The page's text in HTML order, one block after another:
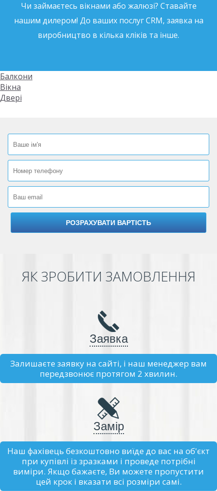
Чи займаєтесь вікнами або жалюзі? Ставайте
нашим дилером! До ваших послуг CRM, заявка на
виробництво в кілька кліків та інше.
Балкони
Вікна
Двері
ЯК ЗРОБИТИ ЗАМОВЛЕННЯ
Заявка
Залишаєте заявку на сайті, і наш менеджер вам
передзвонює протягом 2 хвилин.
Замір
Наш фахівець безкоштовно виїде до вас на об'єкт
при купівлі із зразками і проведе потрібні
виміри. Якщо бажаєте, Ви можете пропустити
цей крок і вказати всі розміри самі.